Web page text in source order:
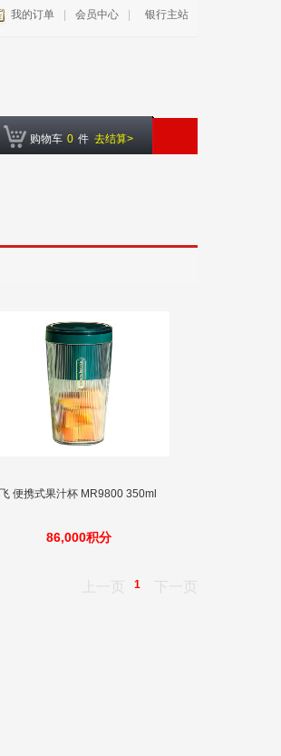
我的订单 会员中心 银行主站
购物车 0 件 去结算>
便携式果汁杯 MR9800 350ml
86,000积分
上一页 1 下一页